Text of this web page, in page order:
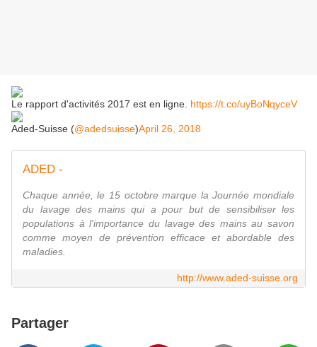
Le rapport d'activités 2017 est en ligne. https://t.co/uyBoNqyceV
Aded-Suisse (@adedsuisse)April 26, 2018
ADED -
Chaque année, le 15 octobre marque la Journée mondiale
du lavage des mains qui a pour but de sensibiliser les
populations à l'importance du lavage des mains au savon
comme moyen de prévention efficace et abordable des
maladies.
http://www.aded-suisse.org
Partager